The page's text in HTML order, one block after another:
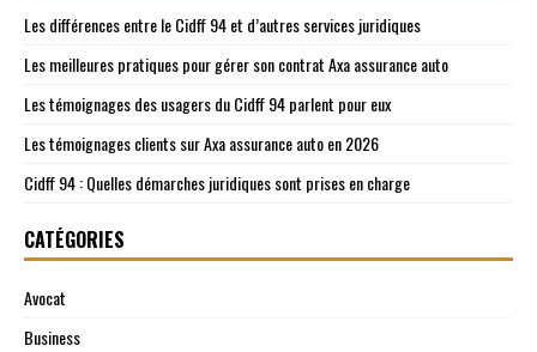
Les différences entre le Cidff 94 et d’autres services juridiques
Les meilleures pratiques pour gérer son contrat Axa assurance auto
Les témoignages des usagers du Cidff 94 parlent pour eux
Les témoignages clients sur Axa assurance auto en 2026
Cidff 94 : Quelles démarches juridiques sont prises en charge
CATÉGORIES
Avocat
Business